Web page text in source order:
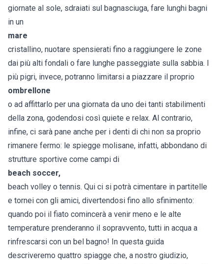
giornate al sole, sdraiati sul bagnasciuga, fare lunghi bagni
in un
mare
cristallino, nuotare spensierati fino a raggiungere le zone
dai più alti fondali o fare lunghe passeggiate sulla sabbia. I
più pigri, invece, potranno limitarsi a piazzare il proprio
ombrellone
o ad affittarlo per una giornata da uno dei tanti stabilimenti
della zona, godendosi così quiete e relax. Al contrario,
infine, ci sarà pane anche per i denti di chi non sa proprio
rimanere fermo: le spiegge molisane, infatti, abbondano di
strutture sportive come campi di
beach soccer,
beach volley o tennis. Qui ci si potrà cimentare in partitelle
e tornei con gli amici, divertendosi fino allo sfinimento:
quando poi il fiato comincerà a venir meno e le alte
temperature prenderanno il sopravvento, tutti in acqua a
rinfrescarsi con un bel bagno! In questa guida
descriveremo quattro spiagge che, a nostro giudizio,